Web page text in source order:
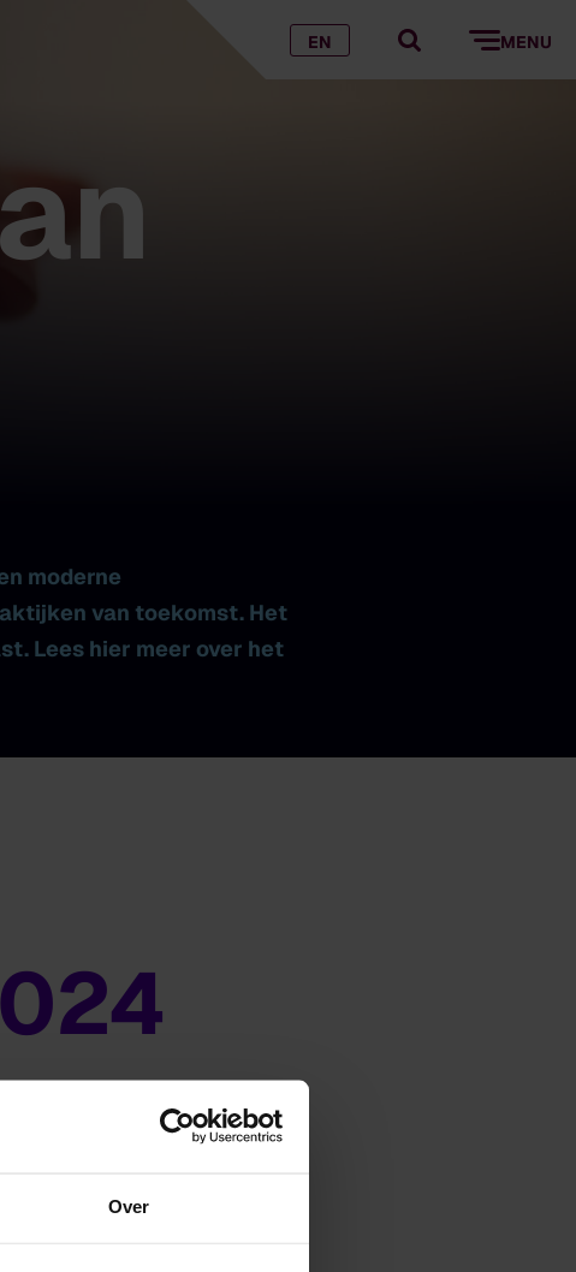
Over
EN MENU
moderne
van toekomst. Het
Lees hier meer over het
bezig met thema’s die
zijn daarom erg gewild in
door het beste